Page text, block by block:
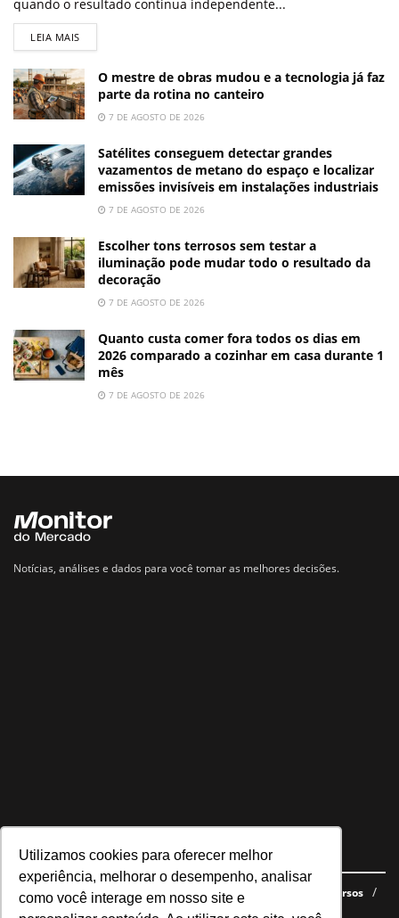
Utilizamos cookies para oferecer melhor
experiência, melhorar o desempenho, analisar
como você interage em nosso site e
quando o resultado continua independente...
LEIA MAIS
O mestre de obras mudou e a tecnologia já faz
parte da rotina no canteiro
7 DE AGOSTO DE 2026
Satélites conseguem detectar grandes
vazamentos de metano do espaço e localizar
emissões invisíveis em instalações industriais
7 DE AGOSTO DE 2026
Escolher tons terrosos sem testar a
iluminação pode mudar todo o resultado da
decoração
7 DE AGOSTO DE 2026
Quanto custa comer fora todos os dias em
2026 comparado a cozinhar em casa durante 1
mês
7 DE AGOSTO DE 2026
Notícias, análises e dados para você tomar as melhores decisões.
Navegue no site
Últimas notícias Quem somos E-books gratuitos
Cursos
Política de privacidade